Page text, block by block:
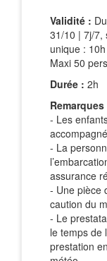
Validité :
31/10 | 7j/7,
unique : 10h
Maxi 50 pers
Durée : 2h
Remarques
- Les
- La
assurance
- Une pièce
caution du
- Le
le temps de
prestation